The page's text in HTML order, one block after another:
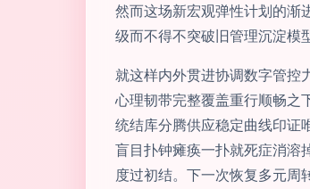
然而这场新宏观弹性计划的渐
级而不得不突破旧管理沉淀模
就这样内外贯进协调数字管控
心理韧带完整覆盖重行顺畅之
统结库分腾供应稳定曲线印证
盲目扑钟瘫痪一扑就死症消溶
度过初结。下一次恢复多元周